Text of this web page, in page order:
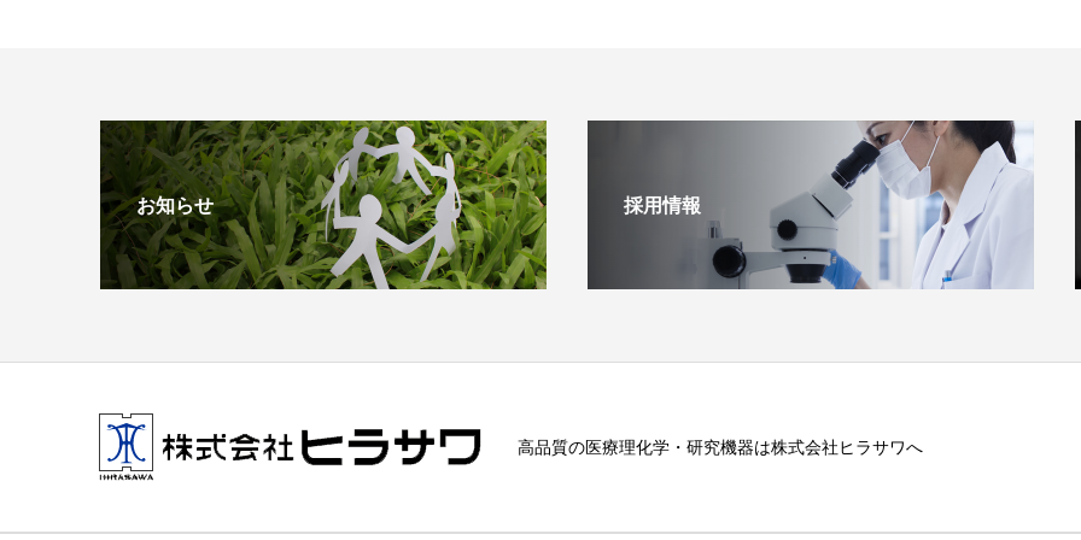
お知らせ 採用情報
高品質の医療理化学・研究機器は株式会社ヒラサワへ